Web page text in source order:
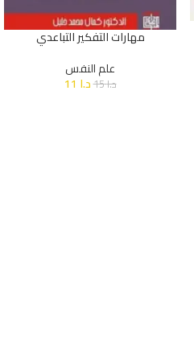
مهارات التفكير التباعدي
علم النفس
د.ا15 د.ا